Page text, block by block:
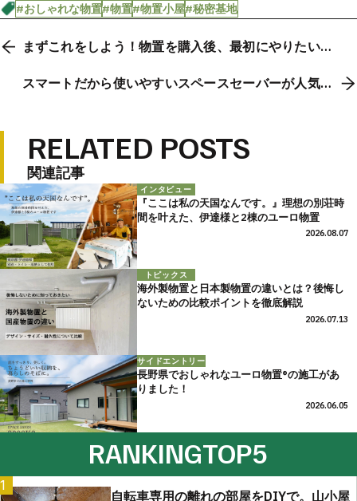
#おしゃれな物置#物置#物置小屋#秘密基地
まずこれをしよう！物置を購入後、最初にやりたい４
スマートだから使いやすいスペースセーバーが人気の
RELATED POSTS
関連記事
インタビュー
『ここは私の天国なんです。』理想の別荘時
間を叶えた、伊達様と2棟のユーロ物置
2026.08.07
トピックス
海外製物置と日本製物置の違いとは？後悔し
ないための比較ポイントを徹底解説
2026.07.13
サイドエントリー
長野県でおしゃれなユーロ物置®の施工があ
りました！
2026.06.05
RANKINGTOP5
1
自転車専用の離れの部屋をDIYで。山小屋